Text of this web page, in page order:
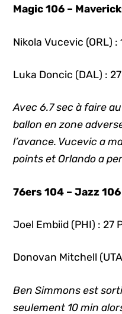
Magic 106 –
Nikola Vucevic (ORL) :
Luka Doncic (DAL) : 27
Avec 6.7 sec à faire
ballon en zone
l’avance. Vucevic a
points et Orlando a
76ers 104 – Jazz 106
Joel Embiid (PHI) : 27
Donovan Mitchell
Ben Simmons est
seulement 10 min